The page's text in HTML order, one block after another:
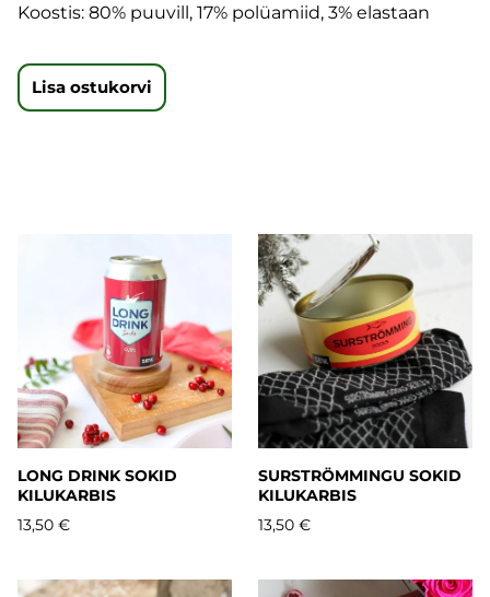
Koostis: 80% puuvill, 17% polüamiid, 3% elastaan
Lisa ostukorvi
LONG DRINK SOKID
KILUKARBIS
13,50 €
SURSTRÖMMINGU SOKID
KILUKARBIS
13,50 €